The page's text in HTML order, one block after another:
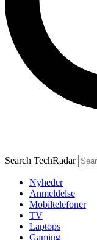
Search TechRadar
Nyheder
Anmeldelse
Mobiltelefoner
TV
Laptops
Gaming